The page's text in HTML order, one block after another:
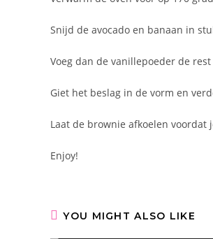
Snijd de avocado en banaan in
Voeg dan de vanillepoeder de
Giet het beslag in de vorm en
Laat de brownie afkoelen
Enjoy!
YOU MIGHT ALSO LIKE